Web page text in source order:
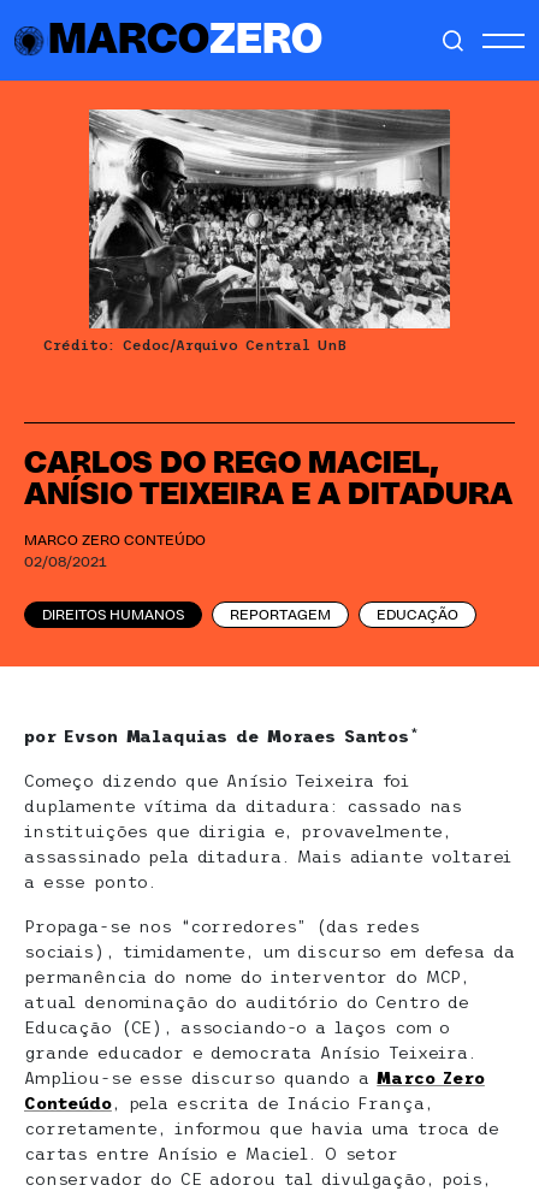
MARCOZERO
CARLOS DO REGO MACIEL,
ANÍSIO TEIXEIRA E A DITADURA
MARCO ZERO CONTEÚDO
02/08/2021
DIREITOS HUMANOS REPORTAGEM EDUCAÇÃO
Crédito: Cedoc/Arquivo Central UnB
por Evson Malaquias de Moraes Santos*
Começo dizendo que Anísio Teixeira foi
duplamente vítima da ditadura: cassado nas
instituições que dirigia e, provavelmente,
assassinado pela ditadura. Mais adiante voltarei
a esse ponto.
Propaga-se nos “corredores” (das redes
sociais), timidamente, um discurso em defesa da
permanência do nome do interventor do MCP,
atual denominação do auditório do Centro de
Educação (CE), associando-o a laços com o
grande educador e democrata Anísio Teixeira.
Ampliou-se esse discurso quando aMarco Zero
Conteúdo, pela escrita de Inácio França,
corretamente, informou que havia uma troca de
cartas entre Anísio e Maciel. O setor
conservador do CE adorou tal divulgação, pois,